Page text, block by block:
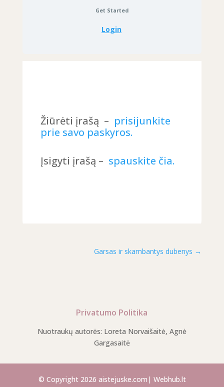
Get Started
Login
Žiūrėti įrašą – prisijunkite
prie savo paskyros.
Įsigyti įrašą – spauskite čia.
Garsas ir skambantys dubenys →
Privatumo Politika
Nuotraukų autorės: Loreta Norvaišaitė, Agnė
Gargasaitė
© Copyright 2026 aistejuske.com | Webhub.lt